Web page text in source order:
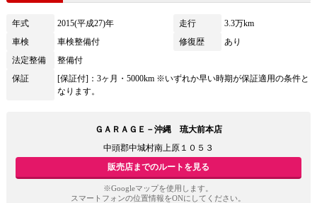
年式 2015(平成27)年 走行
3.3万km
車検
車検整備付 修復歴
あり
法定整備
整備付
保証
[保証付]：3ヶ月・5000km ※いずれか早い時期が保証適用の条件と
なります。
ＧＡＲＡＧＥ－沖縄 琉大前本店
中頭郡中城村南上原１０５３
販売店までのルートを見る
※Googleマップを使用します。
スマートフォンの位置情報をONにしてください。